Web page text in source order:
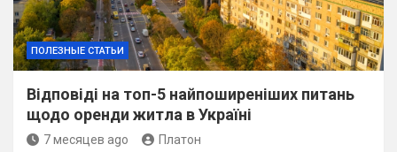
ПОЛЕЗНЫЕ СТАТЬИ
Відповіді на топ-5 найпоширеніших питань
щодо оренди житла в Україні
7 месяцев ago Платон